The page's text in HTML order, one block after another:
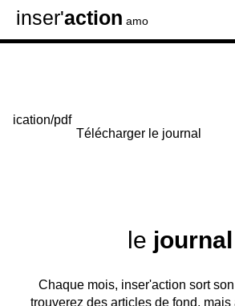
inser'action amo
le journal
Chaque mois, inser'action sort
trouverez des articles de fond,
Télécharger le journal